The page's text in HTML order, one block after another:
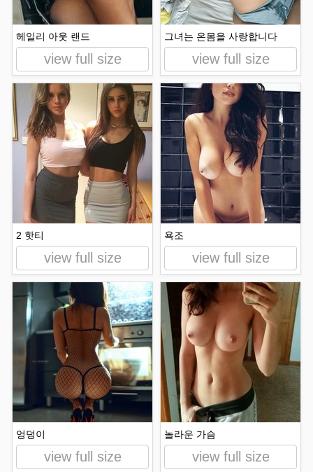
헤일리 아웃 랜드
view full size
그녀는 온몸을 사랑합니다
view full size
2 핫티
view full size
욕조
view full size
엉덩이
view full size
놀라운 가슴
view full size